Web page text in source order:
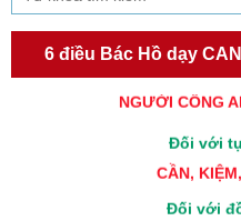
6 điều Bác Hồ dạy
NGƯỜI CÔNG
Đối với
CẦN,
Đối với